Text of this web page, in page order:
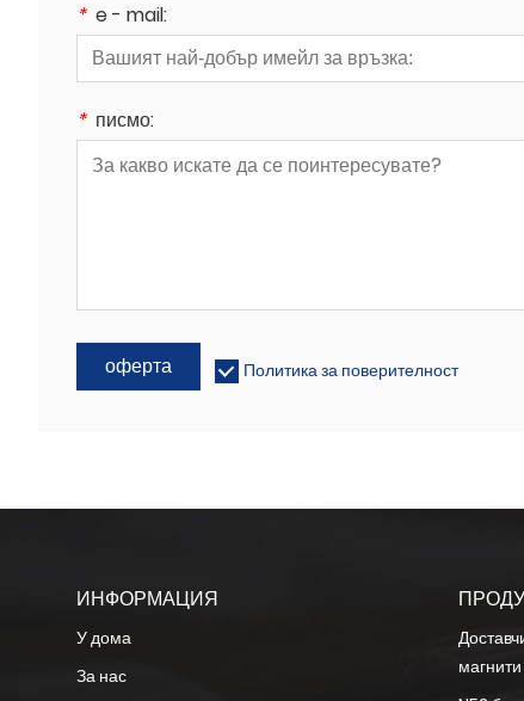
* e - mail:
* писмо:
оферта Политика за поверителност
ИНФОРМАЦИЯ
У дома
За нас
магнити